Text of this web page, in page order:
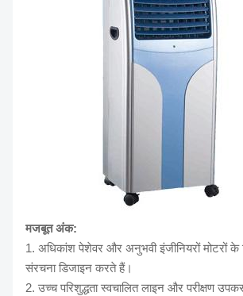
मजबूत अंक:
1. अधिकांश पेशेवर और अनुभवी इंजीनियरों मोटरों
संरचना डिजाइन करते हैं।
2. उच्च परिशुद्धता स्वचालित लाइन और परीक्षण